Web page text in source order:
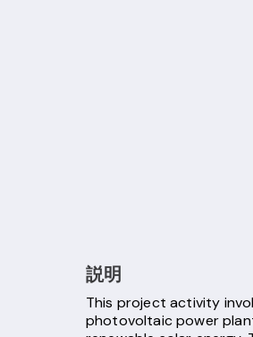
説明
This project activity
photovoltaic power